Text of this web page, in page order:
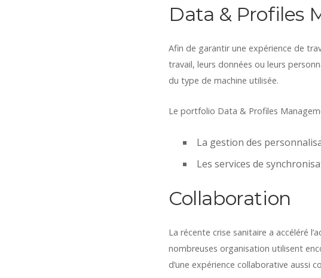
Data & Profiles
Afin de garantir une expérience de
travail, leurs données ou leurs
du type de machine utilisée.
Le portfolio Data & Profiles
La gestion des
Les services de
Collaboration
La récente crise sanitaire a accéléré
nombreuses organisation utilisent
d’une expérience collaborative aussi